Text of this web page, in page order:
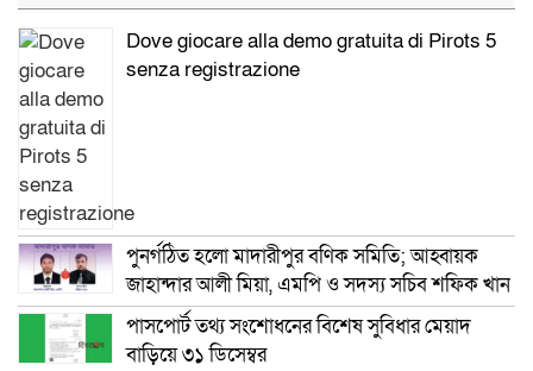
Dove giocare alla demo gratuita di Pirots 5
senza registrazione
পুনর্গঠিত হলো মাদারীপুর বণিক সমিতি; আহ্বায়ক
জাহান্দার আলী মিয়া, এমপি ও সদস্য সচিব শফিক খান
পাসপোর্ট তথ্য সংশোধনের বিশেষ সুবিধার মেয়াদ
বাড়িয়ে ৩১ ডিসেম্বর